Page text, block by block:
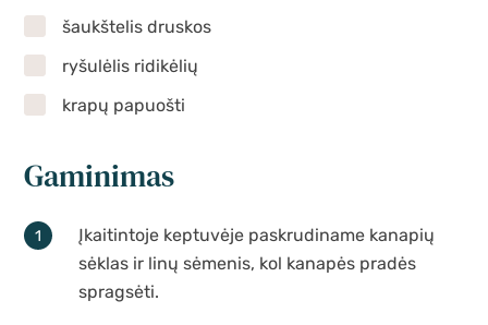
šaukštelis druskos
ryšulėlis ridikėlių
krapų papuošti
Gaminimas
Įkaitintoje keptuvėje paskrudiname kanapių
sėklas ir linų sėmenis, kol kanapės pradės
spragsėti.